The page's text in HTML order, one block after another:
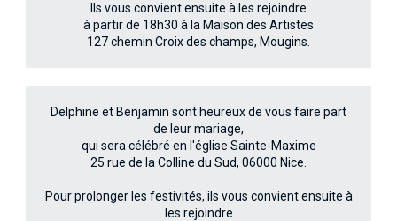
Ils vous convient ensuite à les rejoindre
à partir de 18h30 à la Maison des Artistes
127 chemin Croix des champs, Mougins.
Delphine et Benjamin sont heureux de vous faire part
de leur mariage,
qui sera célébré en l'église Sainte-Maxime
25 rue de la Colline du Sud, 06000 Nice.
Pour prolonger les festivités, ils vous convient ensuite à
les rejoindre